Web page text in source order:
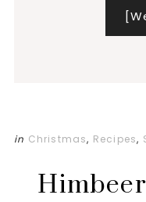
in Christmas, Recipes,